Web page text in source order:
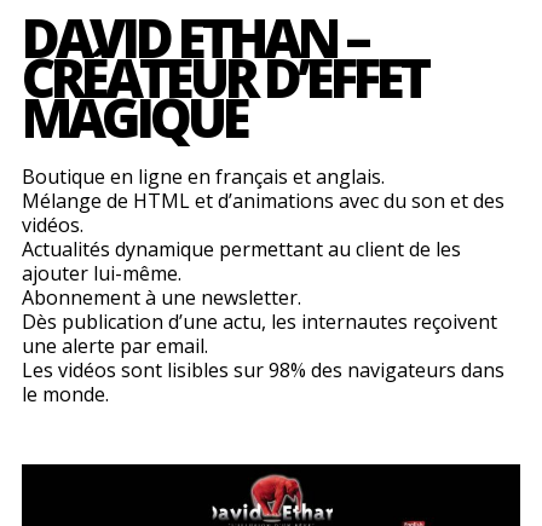
DAVID ETHAN –
CRÉATEUR D’EFFET
MAGIQUE
Boutique en ligne en français et anglais.
Mélange de HTML et d’animations avec du son et des
vidéos.
Actualités dynamique permettant au client de les
ajouter lui-même.
Abonnement à une newsletter.
Dès publication d’une actu, les internautes reçoivent
une alerte par email.
Les vidéos sont lisibles sur 98% des navigateurs dans
le monde.